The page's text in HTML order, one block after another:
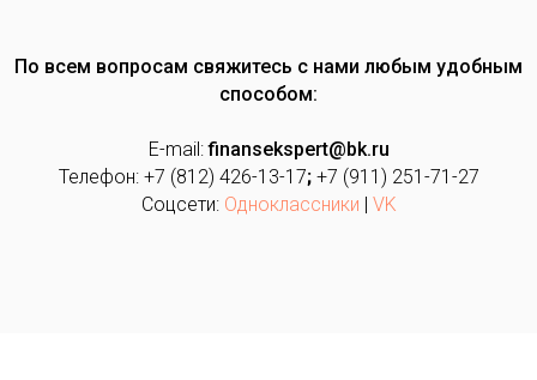
По всем вопросам свяжитесь с нами любым удобным
способом:
E-mail:finansekspert@bk.ru
Телефон: +7 (812) 426-13-17; +7 (911) 251-71-27
Соцсети: Одноклассники | VK